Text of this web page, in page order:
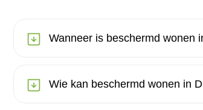
Wanneer is beschermd wonen
Wie kan beschermd wonen in